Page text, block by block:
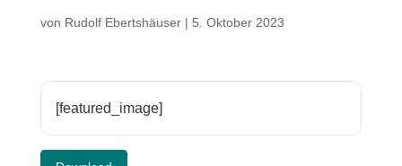
von Rudolf Ebertshäuser| 5. Oktober 2023
[featured_image]